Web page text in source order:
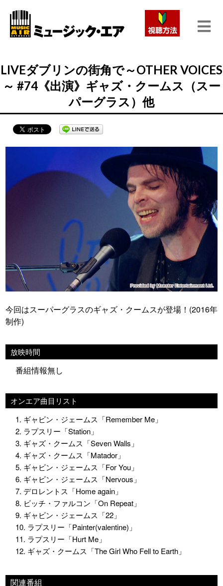
LIVEダブリンの街角で～OTHER VOICES
～ #74《出演》ギャズ・クームス（スー
パーグラス）他
今回はスーパーグラスのギャズ・クームスが登場！(2016年
制作)
放映時間
番組情報無し
オンエア曲目リスト
1. ギャビン・ジェームス「Remember Me」
2. ラプスリー「Station」
3. ギャズ・クームス「Seven Walls」
4. ギャズ・クームス「Matador」
5. ギャビン・ジェームス「For You」
6. ギャビン・ジェームス「Nervous」
7. デロレントス「Home again」
8. ビッチ・ファルコン「On Repeat」
9. ギャビン・ジェームス「22」
10. ラプスリー「Painter(valentine)」
11. ラプスリー「Hurt Me」
12. ギャズ・クームス「The Girl Who Fell to Earth」
関連番組